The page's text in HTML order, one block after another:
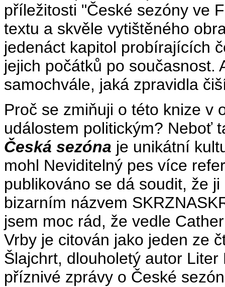
příležitosti "České sezóny ve
textu a skvěle vytištěného
jedenáct kapitol probírajících
jejich počátků po současnost.
samochvále, jaká zpravidla
Proč se zmiňuji o této knize v
událostem politickým? Neboť
Česká sezóna je unikátní
mohl Neviditelný pes více
publikováno se dá soudit, že
bizarním názvem
jsem moc rád, že vedle
Vrby je citován jako jeden ze
Šlajchrt, dlouholetý autor
příznivé zprávy o České